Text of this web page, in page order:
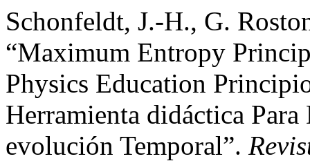
Schonfeldt, J.-H., G.
“Maximum Entropy
Physics Education
Herramienta didáctica
evolución Temporal”.